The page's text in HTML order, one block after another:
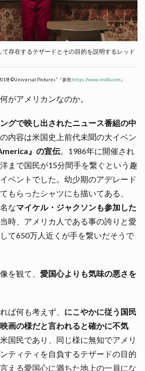
存在するテザードとその目的を説明するレッド
©Universal Pictures”『参照:https://www.imdb.com』
がアメリカンなのか。
グで映し出されたニュース番組の中
内容は米国史上前代未聞の大イベン
』の宣伝。1986年に開催され
まで国民が15分間手を繋ぐという趣
ベントでした。幼少期のアデレード
もらったシャツにも描いてある、
なマイケル・ジャクソンも参加した
時、アメリカ人である事の誇りと愛
て650万人近くが手を繋いだそうで
を観て、 愛国心よりも気味の悪さを
ば何も考えず、 にこやかに従う国民
画の様だと言われると確かに不気
国民であり、同じ様に無知でアメリ
ティティを自負するテザードの目的
える愛国心に満ちた地上の一員にな